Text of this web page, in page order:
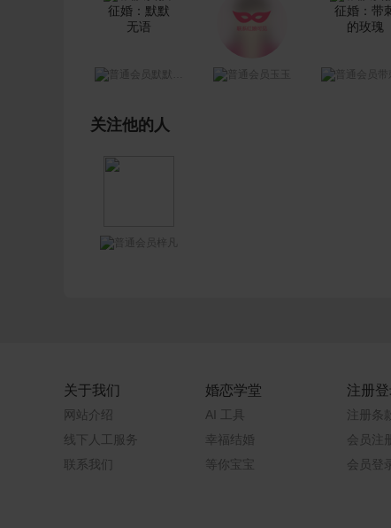
默默无语
关注他的人
关于我们
网站介绍
线下人工服务
联系我们
婚恋学堂
AI 工具
幸福结婚
等你宝宝
注册登
注册条
会员注
会员登